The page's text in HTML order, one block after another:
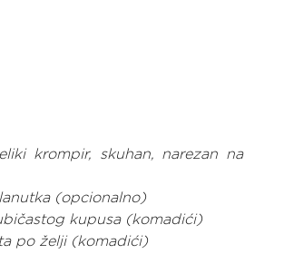
krompir, skuhan, narezan na
(opcionalno)
kupusa (komadići)
po želji (komadići)